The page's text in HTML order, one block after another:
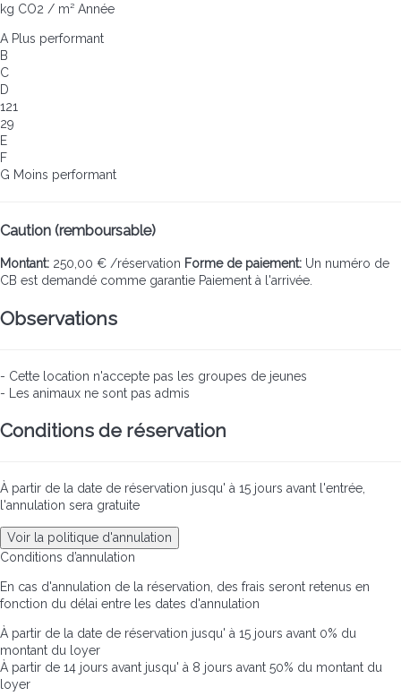
kg CO2 / m² Année
A Plus performant
B
C
D
121
29
E
F
G Moins performant
Caution (remboursable)
Montant: 250,00 € /réservation Forme de paiement: Un numéro de
CB est demandé comme garantie Paiement à l'arrivée.
Observations
- Cette location n'accepte pas les groupes de jeunes
- Les animaux ne sont pas admis
Conditions de réservation
À partir de la date de réservation jusqu' à 15 jours avant l'entrée,
l'annulation sera gratuite
Voir la politique d'annulation
Conditions d’annulation
En cas d'annulation de la réservation, des frais seront retenus en
fonction du délai entre les dates d'annulation
À partir de la date de réservation jusqu' à 15 jours avant 0% du
montant du loyer
À partir de 14 jours avant jusqu' à 8 jours avant 50% du montant du
loyer